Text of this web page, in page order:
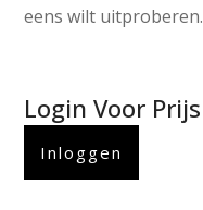
eens wilt uitproberen.
Login Voor Prijs
Inloggen